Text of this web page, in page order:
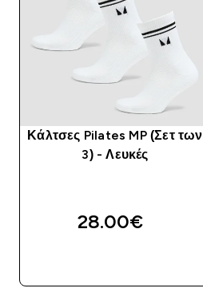
Κάλτσες Pilates MP (Σετ των
3) - Λευκές
28.00€‎